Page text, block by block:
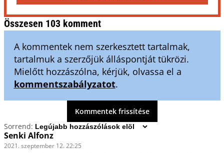
Összesen 103 komment
A kommentek nem szerkesztett tartalmak,
tartalmuk a szerzőjük álláspontját tükrözi.
Mielőtt hozzászólna, kérjük, olvassa el a
kommentszabályzatot.
Kommentek frissítése
Sorrend:
Senki Alfonz
2021. szeptember 12. 22:25